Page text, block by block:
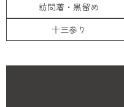
訪問着・黒留め
十三参り